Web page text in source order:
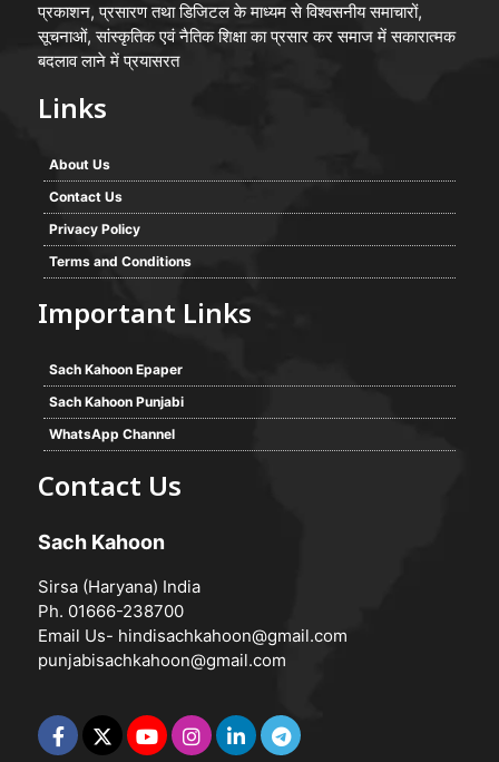
प्रकाशन, प्रसारण तथा डिजिटल के माध्यम से विश्वसनीय समाचारों,
सूचनाओं, सांस्कृतिक एवं नैतिक शिक्षा का प्रसार कर समाज में सकारात्मक
बदलाव लाने में प्रयासरत
Links
About Us
Contact Us
Privacy Policy
Terms and Conditions
Important Links
Sach Kahoon Epaper
Sach Kahoon Punjabi
WhatsApp Channel
Contact Us
Sach Kahoon
Sirsa (Haryana) India
Ph. 01666-238700
Email Us- hindisachkahoon@gmail.com
punjabisachkahoon@gmail.com